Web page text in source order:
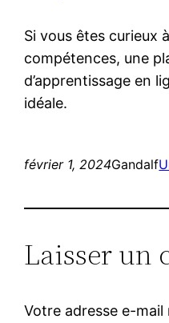
Si vous êtes curieux
compétences, une
d’apprentissage en
idéale.
février 1, 2024Gandalf
Laisser un
Votre adresse e-mail